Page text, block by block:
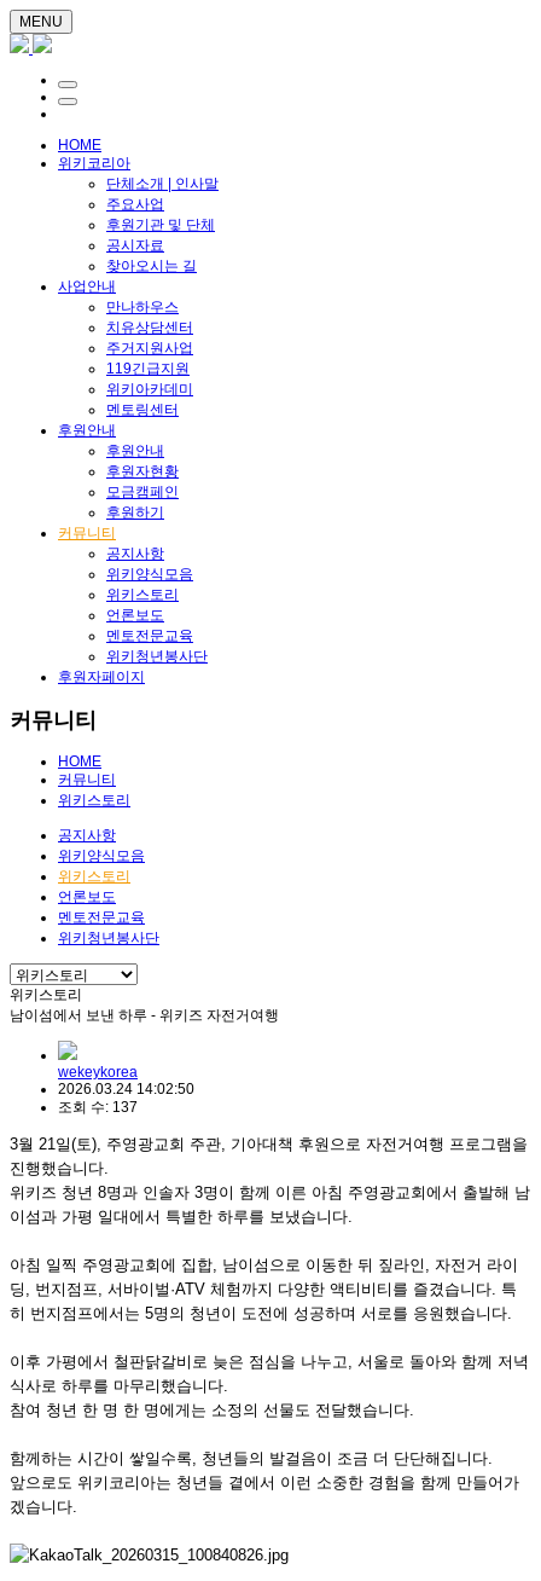
MENU
HOME
위키코리아
단체소개 | 인사말
주요사업
후원기관 및 단체
공시자료
찾아오시는 길
사업안내
만나하우스
치유상담센터
주거지원사업
119긴급지원
위키아카데미
멘토링센터
후원안내
후원안내
후원자현황
모금캠페인
후원하기
커뮤니티
공지사항
위키양식모음
위키스토리
언론보도
멘토전문교육
위키청년봉사단
후원자페이지
커뮤니티
HOME
커뮤니티
위키스토리
공지사항
위키양식모음
위키스토리
언론보도
멘토전문교육
위키청년봉사단
위키스토리
남이섬에서 보낸 하루 - 위키즈 자전거여행
wekeykorea
2026.03.24 14:02:50
조회 수: 137
3월 21일(토), 주영광교회 주관, 기아대책 후원으로 자전거여행 프로그램을
진행했습니다.
위키즈 청년 8명과 인솔자 3명이 함께 이른 아침 주영광교회에서 출발해 남
이섬과 가평 일대에서 특별한 하루를 보냈습니다.
아침 일찍 주영광교회에 집합, 남이섬으로 이동한 뒤 짚라인, 자전거 라이
딩, 번지점프, 서바이벌·ATV 체험까지 다양한 액티비티를 즐겼습니다. 특
히 번지점프에서는 5명의 청년이 도전에 성공하며 서로를 응원했습니다.
이후 가평에서 철판닭갈비로 늦은 점심을 나누고, 서울로 돌아와 함께 저녁
식사로 하루를 마무리했습니다.
참여 청년 한 명 한 명에게는 소정의 선물도 전달했습니다.
함께하는 시간이 쌓일수록, 청년들의 발걸음이 조금 더 단단해집니다.
앞으로도 위키코리아는 청년들 곁에서 이런 소중한 경험을 함께 만들어가
겠습니다.